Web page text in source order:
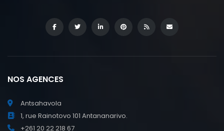
NOS AGENCES
Antsahavola
1, rue Rainotovo 101 Antananarivo.
+261 20 22 218 67